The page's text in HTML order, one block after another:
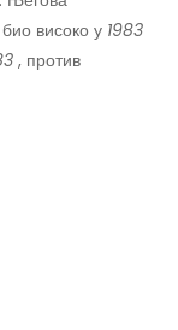
био високо у 1983
, против